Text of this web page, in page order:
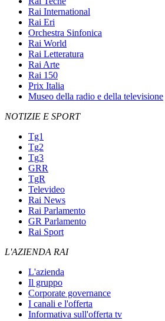
Rai International
Rai Eri
Orchestra Sinfonica
Rai World
Rai Letteratura
Rai Arte
Rai 150
Prix Italia
Museo della radio e della televisione
NOTIZIE E SPORT
Tg1
Tg2
Tg3
GRR
TgR
Televideo
Rai News
Rai Parlamento
GR Parlamento
Rai Sport
L'AZIENDA RAI
L'azienda
Il gruppo
Corporate governance
I canali e l'offerta
Informativa sull'offerta tv